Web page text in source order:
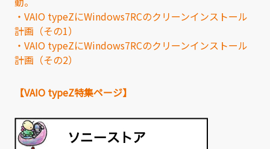
・VAIO typeZにWindows7RCのクリーンインストール
計画（その1）
・VAIO typeZにWindows7RCのクリーンインストール
計画（その2）
【VAIO typeZ特集ページ】